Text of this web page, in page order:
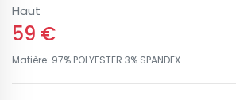
Haut
59 €
Matière: 97% POLYESTER 3% SPANDEX